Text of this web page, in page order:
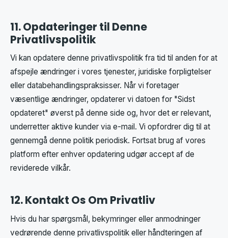
11. Opdateringer til Denne
Privatlivspolitik
Vi kan opdatere denne privatlivspolitik fra tid til anden for at
afspejle ændringer i vores tjenester, juridiske forpligtelser
eller databehandlingspraksisser. Når vi foretager
væsentlige ændringer, opdaterer vi datoen for "Sidst
opdateret" øverst på denne side og, hvor det er relevant,
underretter aktive kunder via e-mail. Vi opfordrer dig til at
gennemgå denne politik periodisk. Fortsat brug af vores
platform efter enhver opdatering udgør accept af de
reviderede vilkår.
12. Kontakt Os Om Privatliv
Hvis du har spørgsmål, bekymringer eller anmodninger
vedrørende denne privatlivspolitik eller håndteringen af